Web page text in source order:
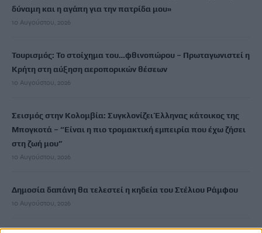
δύναμη και η αγάπη για την πατρίδα μου»
10 Αυγούστου, 2026
Τουρισμός: Το στοίχημα του…φθινοπώρου – Πρωταγωνιστεί η
Κρήτη στη αύξηση αεροπορικών θέσεων
10 Αυγούστου, 2026
Σεισμός στην Κολομβία: Συγκλονίζει Έλληνας κάτοικος της
Μπογκοτά – “Είναι η πιο τρομακτική εμπειρία που έχω ζήσει
στη ζωή μου”
10 Αυγούστου, 2026
Δημοσία δαπάνη θα τελεστεί η κηδεία του Στέλιου Ράμφου
10 Αυγούστου, 2026